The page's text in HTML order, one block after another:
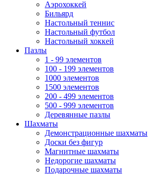
Аэрохоккей
Бильярд
Настольный теннис
Настольный футбол
Настольный хоккей
Пазлы
1 - 99 элементов
100 - 199 элементов
1000 элементов
1500 элементов
200 - 499 элементов
500 - 999 элементов
Деревянные пазлы
Шахматы
Демонстрационные шахматы
Доски без фигур
Магнитные шахматы
Недорогие шахматы
Подарочные шахматы